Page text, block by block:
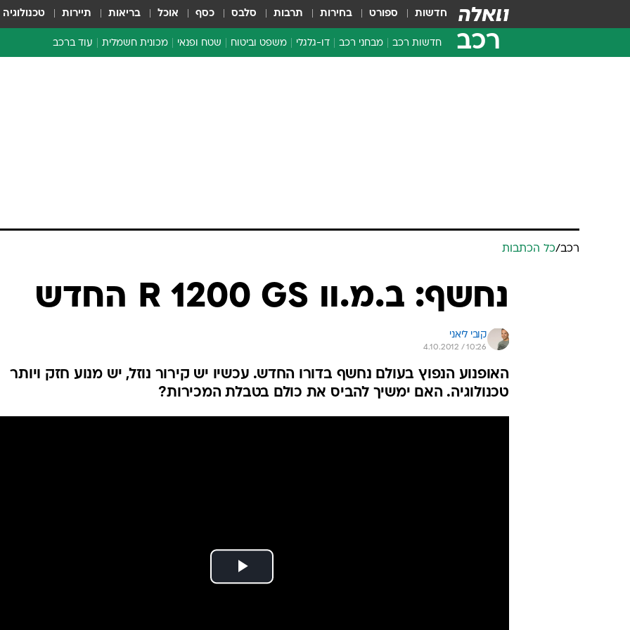
חדשות ספורט בחירות תרבות סלבס כסף אוכל בריאות תיירות טכנולוגיה
רכב חדשות רכב מבחני רכב דו-גלגלי משפט וביטוח שטח ופנאי מכונית חשמלית עוד ברכב
טכנולוגיה
רכב/כל הכתבות
נחשף: ב.מ.וו R 1200 GS החדש
קובי ליאני
4.10.2012 / 10:26
האופנוע הנפוץ בעולם נחשף בדורו החדש. עכשיו יש קירור נוזל, יש מנוע חזק ויותר
טכנולוגיה. האם ימשיך להביס את כולם בטבלת המכירות?